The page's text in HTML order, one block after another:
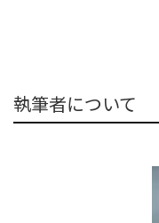
執筆者について